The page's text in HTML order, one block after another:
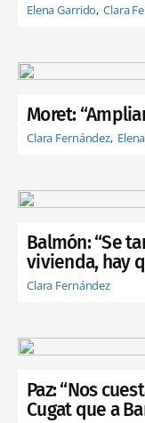
Elena Garrido Clara
Moret:
Clara Fernández
Balmón: “Se
vivienda, hay
Clara Fernández
Paz: “Nos
Cugat que a